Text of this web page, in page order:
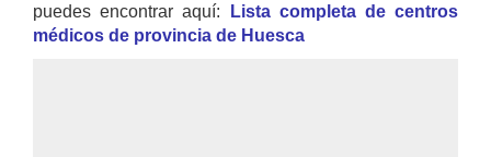
puedes encontrar aquí:
Lista completa de centros
médicos de provincia de Huesca